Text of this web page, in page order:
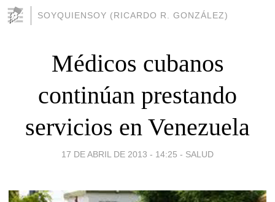
SOYQUIENSOY (RICARDO R. GONZÁLEZ)
Médicos cubanos
continúan prestando
servicios en Venezuela
17 DE ABRIL DE 2013 - 14:25 - SALUD